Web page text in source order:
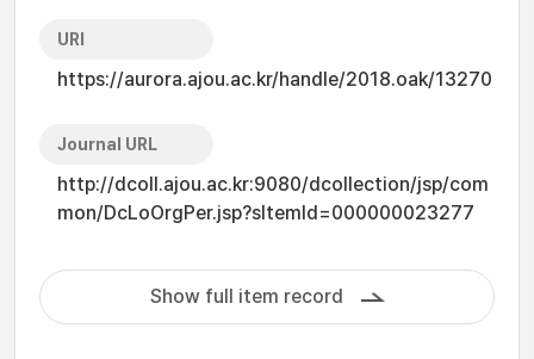
URI
https://aurora.ajou.ac.kr/handle/2018.oak/13270
Journal URL
http://dcoll.ajou.ac.kr:9080/dcollection/jsp/com
mon/DcLoOrgPer.jsp?sItemId=000000023277
Show full item record